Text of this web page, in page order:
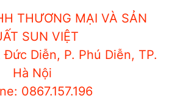
THƯƠNG MẠI VÀ SẢN
SUN VIỆT
Diễn, P. Phú Diễn, TP.
Hà Nội
0867.157.196